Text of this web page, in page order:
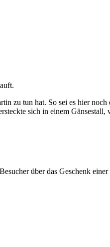
zu tun hat. So sei es hier noch
sich in einem Gänsestall,
über das Geschenk